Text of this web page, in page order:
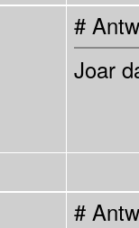
#
Joar
#